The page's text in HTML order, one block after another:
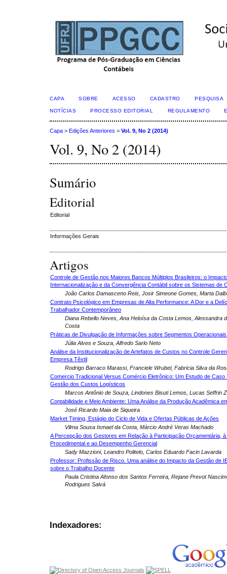
CAPA SOBRE ACESSO CADASTRO PESQUISA
NOTÍCIAS PROCESSO EDITORIAL REGULAMENTO
Capa > Edições Anteriores > Vol. 9, No 2 (2014)
Vol. 9, No 2 (2014)
Sumário
Editorial
Editorial
Informações Gerais
Artigos
Controle de Gestão nos Maiores Bancos Múltiplos Brasileiros: o
Internacionalização e da Convergência Contábil sobre os Sistemas de
João Carlos Damasceno Reis, Josir Simeone Gomes, Marta
Contrato Psicológico em Empresas de Alta Performance: A Dor e a
Trabalhador Contemporâneo
Diana Rebello Neves, Ana Heloísa da Costa Lemos, Alessandra
Costa
Práticas de Divulgação de Informações sobre Segmentos
Júlia Alves e Souza, Alfredo Sarlo Neto
Análise da Institucionalização de Artefatos de Custos no Controle
Empresa Têxtil
Rodrigo Barraco Marassi, Franciele Wrubel, Fabricia Silva da
Comercio Tradicional Versus Comércio Eletrônico: Um Estudo de Caso
Gestão dos Custos Logísticos
Marcos Antônio de Souza, Lindones Bisuti Lemos, Lucas Seffrin
Contabilidade e Meio Ambiente: Uma Análise da Produção Acadêmica
José Ricardo Maia de Siqueira
Market Timing, Estágio do Ciclo de Vida e Ofertas Públicas de Ações
Vilma Sousa Ismael da Costa, Márcio André Veras Machado
A Percepção dos Gestores em Relação à Participação Orçamentária,
Procedimental e ao Desempenho Gerencial
Sady Mazzioni, Leandro Politelo, Carlos Eduardo Facin Lavarda
Professor: Profissão de Risco. Uma análise do Impacto da Gestão de
sobre o Trabalho Docente
Paula Cristina Afonso dos Santos Ferreira, Rejane Prevot
Rodrigues Salvá
Indexadores: